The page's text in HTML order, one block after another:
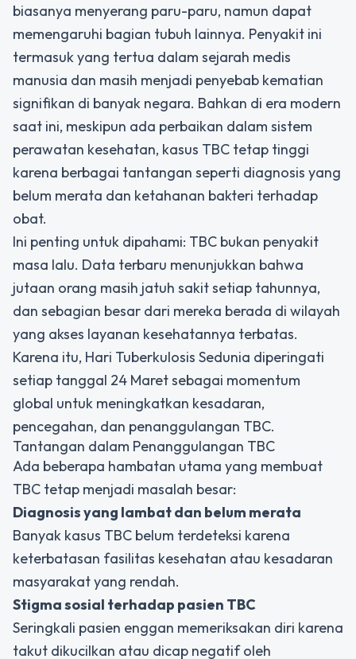
biasanya menyerang paru-paru, namun dapat
memengaruhi bagian tubuh lainnya. Penyakit ini
termasuk yang tertua dalam sejarah medis
manusia dan masih menjadi penyebab kematian
signifikan di banyak negara. Bahkan di era modern
saat ini, meskipun ada perbaikan dalam sistem
perawatan kesehatan, kasus TBC tetap tinggi
karena berbagai tantangan seperti diagnosis yang
belum merata dan ketahanan bakteri terhadap
obat.
Ini penting untuk dipahami: TBC bukan penyakit
masa lalu. Data terbaru menunjukkan bahwa
jutaan orang masih jatuh sakit setiap tahunnya,
dan sebagian besar dari mereka berada di wilayah
yang akses layanan kesehatannya terbatas.
Karena itu, Hari Tuberkulosis Sedunia diperingati
setiap tanggal 24 Maret sebagai momentum
global untuk meningkatkan kesadaran,
pencegahan, dan penanggulangan TBC.
Tantangan dalam Penanggulangan TBC
Ada beberapa hambatan utama yang membuat
TBC tetap menjadi masalah besar:
Diagnosis yang lambat dan belum merata
Banyak kasus TBC belum terdeteksi karena
keterbatasan fasilitas kesehatan atau kesadaran
masyarakat yang rendah.
Stigma sosial terhadap pasien TBC
Seringkali pasien enggan memeriksakan diri karena
takut dikucilkan atau dicap negatif oleh